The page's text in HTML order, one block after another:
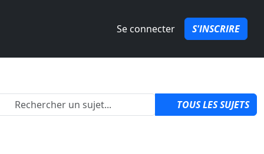
Se connecter S'INSCRIRE
2 TOUS LES SUJETS